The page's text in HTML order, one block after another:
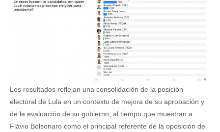
Los resultados reflejan una consolidación de la posición
electoral de Lula en un contexto de mejora de su aprobación y
de la evaluación de su gobierno, al tiempo que muestran a
Flávio Bolsonaro como el principal referente de la oposición de